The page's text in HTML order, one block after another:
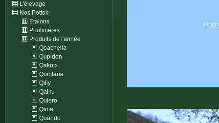
L'élevage
Nos Pottok
Etalons
Poulinières
Produits de l'année
Qoachella
Qupidon
Qakotx
Quintana
Qilly
Qaiku
Quiero
Qima
Quando